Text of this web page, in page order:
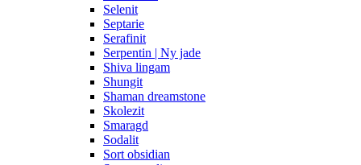
Selenit
Septarie
Serafinit
Serpentin | Ny jade
Shiva lingam
Shungit
Shaman dreamstone
Skolezit
Smaragd
Sodalit
Sort obsidian